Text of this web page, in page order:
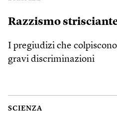
Razzismo
I pregiudizi che
gravi discriminazioni
SCIENZA